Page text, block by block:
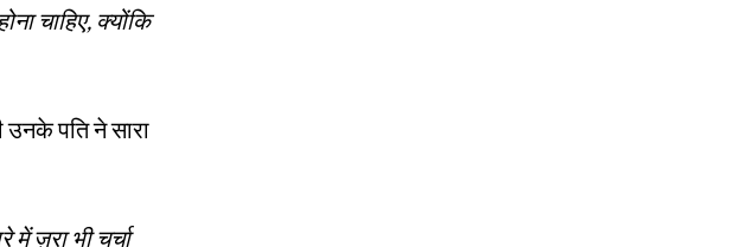
चाहिए, क्योंकि
उनके पति ने सारा
ज़रा भी चर्चा